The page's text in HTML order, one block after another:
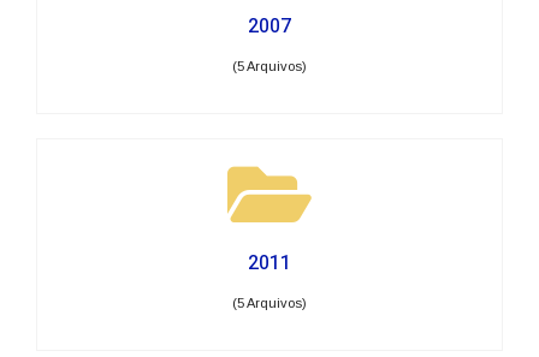
2007
(5 Arquivos)
2011
(5 Arquivos)